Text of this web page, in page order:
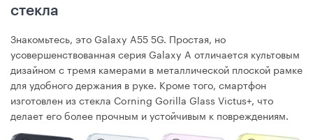
стекла
Знакомьтесь, это Galaxy A55 5G. Простая, но
усовершенствованная серия Galaxy A отличается культовым
дизайном с тремя камерами в металлической плоской рамке
для удобного держания в руке. Кроме того, смартфон
изготовлен из стекла Corning Gorilla Glass Victus+, что
делает его более прочным и устойчивым к повреждениям.